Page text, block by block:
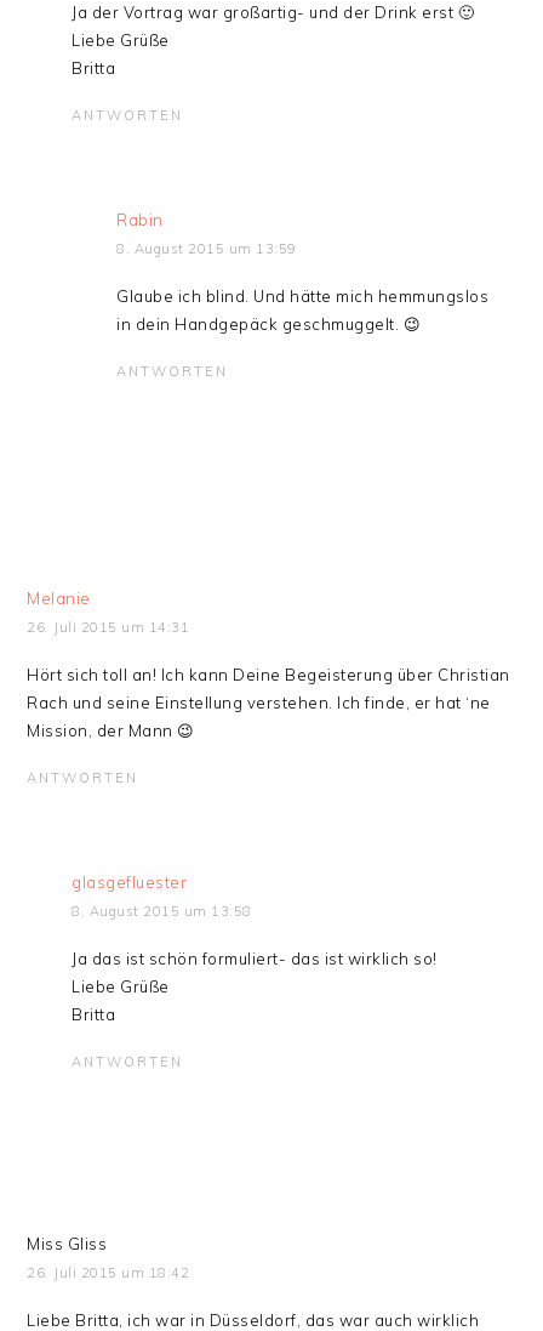
Ja der Vortrag war großartig- und der Drink erst 🙂
Liebe Grüße
Britta
ANTWORTEN
Rabin
8. August 2015 um 13:59
Glaube ich blind. Und hätte mich hemmungslos
in dein Handgepäck geschmuggelt. 😉
ANTWORTEN
Melanie
26. Juli 2015 um 14:31
Hört sich toll an! Ich kann Deine Begeisterung über Christian
Rach und seine Einstellung verstehen. Ich finde, er hat ‘ne
Mission, der Mann 😉
ANTWORTEN
glasgefluester
8. August 2015 um 13:58
Ja das ist schön formuliert- das ist wirklich so!
Liebe Grüße
Britta
ANTWORTEN
Miss Gliss
26. Juli 2015 um 18:42
Liebe Britta, ich war in Düsseldorf, das war auch wirklich